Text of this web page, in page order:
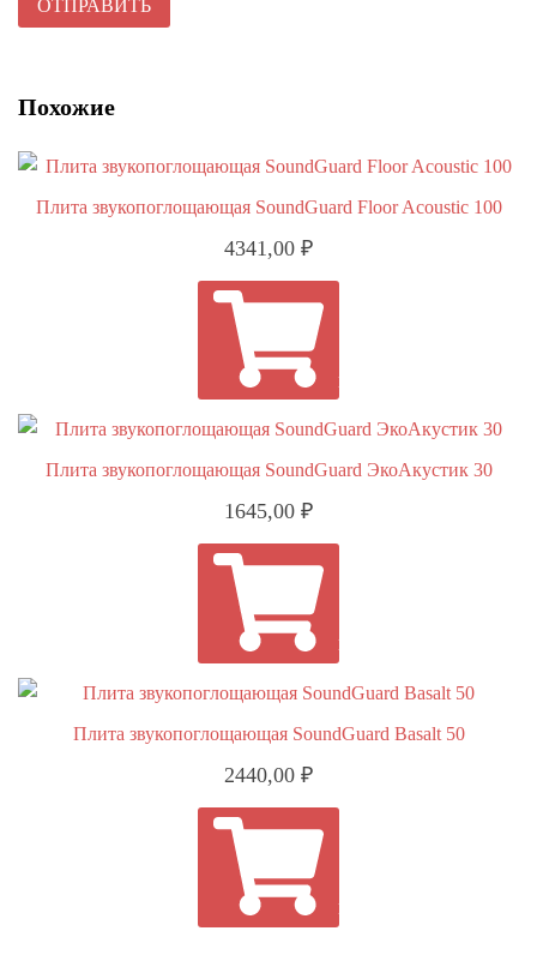
Похожие
Плита звукопоглощающая SoundGuard Floor Acoustic 100
4341,00 ₽
В КОРЗИНУ
Плита звукопоглощающая SoundGuard ЭкоАкустик 30
1645,00 ₽
В КОРЗИНУ
Плита звукопоглощающая SoundGuard Basalt 50
2440,00 ₽
В КОРЗИНУ